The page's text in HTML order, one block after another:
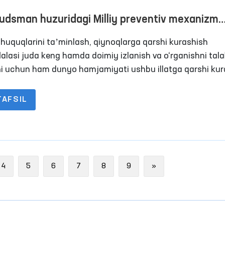
huzuridagi Milliy preventiv mexanizm
yanada kuchaytirildi
huquqlarini taʼminlash, qiynoqlarga qarshi kurashish
juda keng hamda doimiy izlanish va o‘rganishni
uchun ham dunyo hamjamiyati ushbu illatga qarshi
ishlab chiqish yo‘lidan bormoqda.
4 5 6 7 8 9 »Next